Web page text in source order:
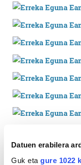
Datuen erabilera
Guk eta gure 1022